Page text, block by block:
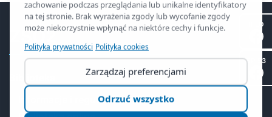
ZSO2
Informacje i regulamin
II LO
SP 53